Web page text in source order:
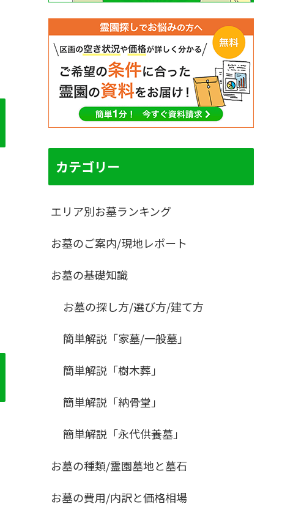
カテゴリー
エリア別お墓ランキング
お墓のご案内/現地レポート
お墓の基礎知識
お墓の探し方/選び方/建て方
簡単解説「家墓/一般墓」
簡単解説「樹木葬」
簡単解説「納骨堂」
簡単解説「永代供養墓」
お墓の種類/霊園墓地と墓石
お墓の費用/内訳と価格相場